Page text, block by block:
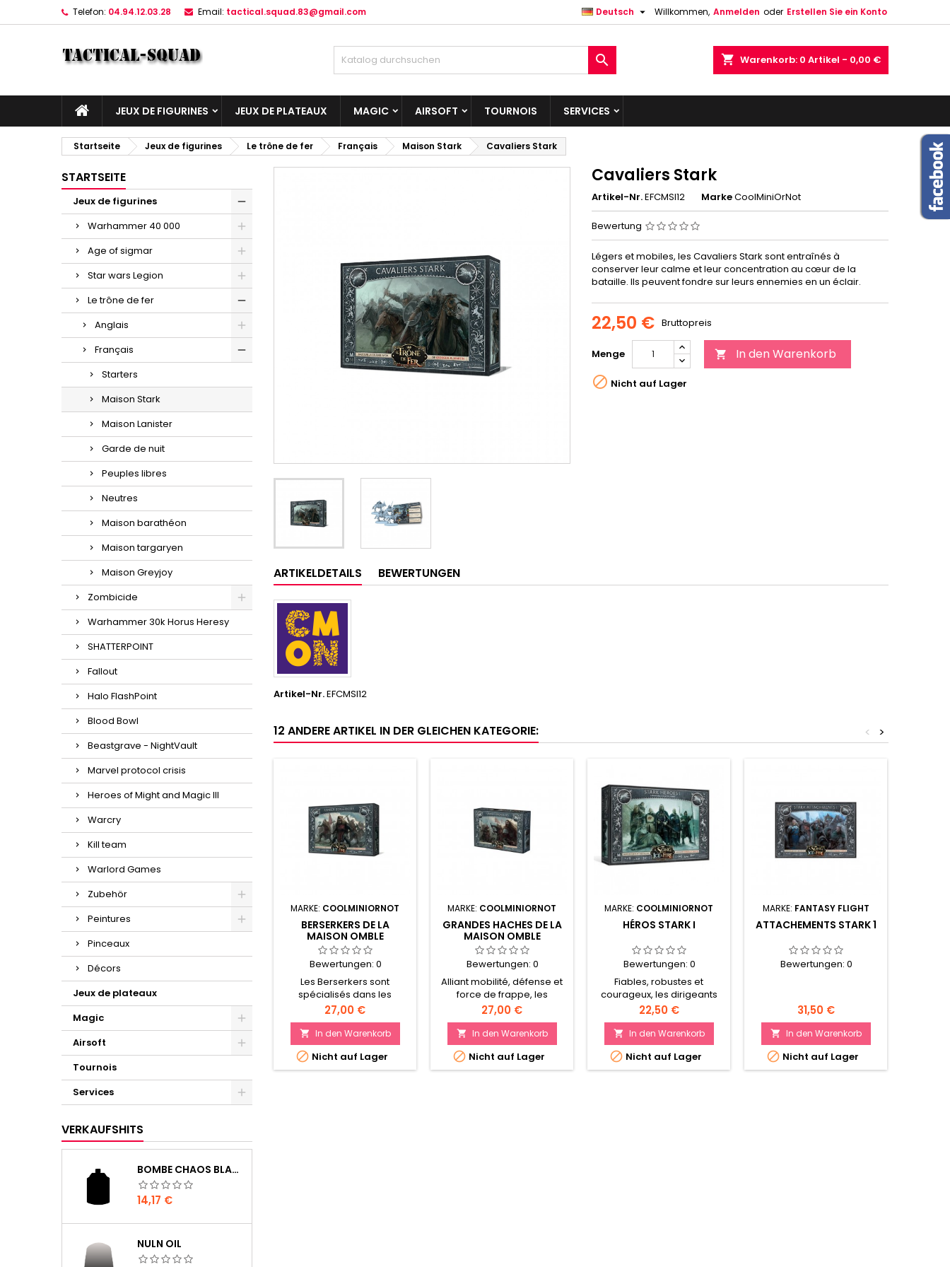
Telefon: 04.94.12.03.28 Email: tactical.squad.83@gmail.com Willkommen, Anmelden oder Erstellen Sie ein Konto
Deutsch 
shopping_cart Warenkorb: 0 Artikel - 0,00 €

JEUX DE FIGURINES JEUX DE PLATEAUX MAGIC AIRSOFT TOURNOIS SERVICES
Startseite Jeux de figurines Le trône de fer Français Maison Stark Cavaliers Stark
STARTSEITE
Jeux de figurines
Warhammer 40 000
Age of sigmar
Star wars Legion
Le trône de fer
Anglais
Français
Starters
Maison Stark
Maison Lanister
Garde de nuit
Peuples libres
Neutres
Maison barathéon
Maison targaryen
Maison Greyjoy
Zombicide
Warhammer 30k Horus Heresy
SHATTERPOINT
Fallout
Halo FlashPoint
Blood Bowl
Beastgrave - NightVault
Marvel protocol crisis
Heroes of Might and Magic III
Warcry
Kill team
Warlord Games
Zubehör
Peintures
Pinceaux
Décors
Jeux de plateaux
Magic
Airsoft
Tournois
Services
VERKAUFSHITS
BOMBE CHAOS BLACK
Preis
14,17 €
NULN OIL
Cavaliers Stark
Artikel-Nr.EFCMSI12 MarkeCoolMiniOrNot
Bewertung
Légers et mobiles, les Cavaliers Stark sont entraînés à
conserver leur calme et leur concentration au cœur de la
bataille. Ils peuvent fondre sur leurs ennemies en un éclair.
22,50 € Bruttopreis
Menge  In den Warenkorb
 Nicht auf Lager
ARTIKELDETAILS BEWERTUNGEN
Artikel-Nr.EFCMSI12
12 ANDERE ARTIKEL IN DER GLEICHEN KATEGORIE: >
<
MARKE: COOLMINIORNOT
BERSERKERS DE LA
MAISON OMBLE
Bewertungen: 0
Les Berserkers sont
spécialisés dans les
manœuvres de flanc, les
charges dévastatrices et la
poursuite des ennemis en
déroute.
Preis
27,00 €
 In den Warenkorb
 Nicht auf Lager
MARKE: COOLMINIORNOT
GRANDES HACHES DE LA
MAISON OMBLE
Bewertungen: 0
Alliant mobilité, défense et
force de frappe, les
Grandes Haches de la
Maison Omble s’adaptent
rapidement à toutes les
situations.
Preis
27,00 €
 In den Warenkorb
 Nicht auf Lager
MARKE: COOLMINIORNOT
HÉROS STARK I
Bewertungen: 0
Fiables, robustes et
courageux, les dirigeants
de la Maison Stark incarnent
l’élite Nordienne de la
Guerre des Cinq Rois.
Preis
22,50 €
 In den Warenkorb
 Nicht auf Lager
MARKE: FANTASY FLIGHT
ATTACHEMENTS STARK 1
Bewertungen: 0
Preis
31,50 €
 In den Warenkorb
 Nicht auf Lager